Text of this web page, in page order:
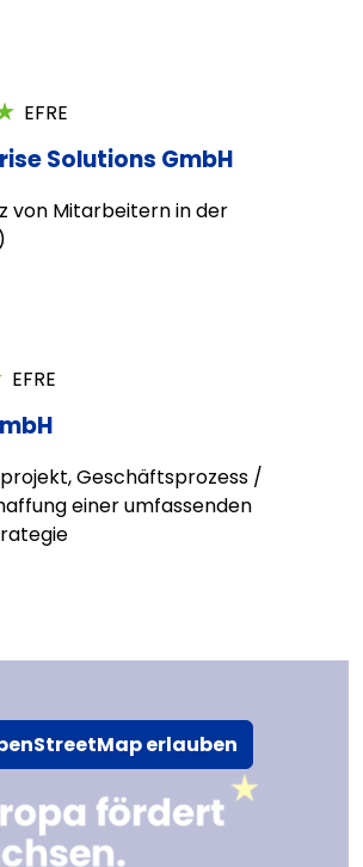
EFRE
Solutions GmbH
von Mitarbeitern in der
EFRE
Geschäftsprozess /
einer umfassenden
erlauben